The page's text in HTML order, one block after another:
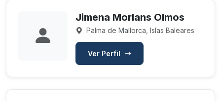
Jimena Morlans Olmos
Palma de Mallorca, Islas Baleares
Ver Perfil